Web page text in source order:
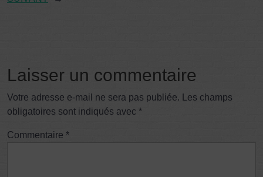
Laisser un commentaire
Votre adresse e-mail ne sera pas publiée.
Les champs
obligatoires sont indiqués avec *
Commentaire *